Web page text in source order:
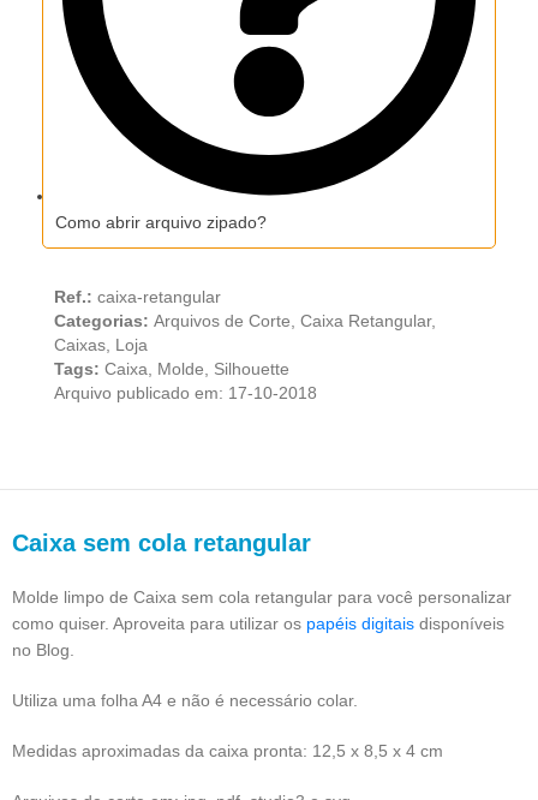
Como abrir arquivo zipado?
Ref.: caixa-retangular
Categorias: Arquivos de Corte, Caixa Retangular,
Caixas, Loja
Tags: Caixa, Molde, Silhouette
Arquivo publicado em: 17-10-2018
Caixa sem cola retangular
Molde limpo de Caixa sem cola retangular para você personalizar
como quiser. Aproveita para utilizar os papéis digitais disponíveis
no Blog.
Utiliza uma folha A4 e não é necessário colar.
Medidas aproximadas da caixa pronta: 12,5 x 8,5 x 4 cm